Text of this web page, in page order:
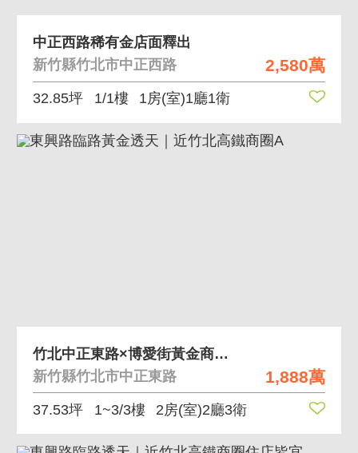
2,580萬
中正西路稀有金店面釋出
新竹縣竹北市中正西路
32.85坪 1/1樓 1房(室)1廳1衛
1,888萬
竹北中正東路×博愛街黃金商圈 | 臨路店面透天
新竹縣竹北市中正東路
37.53坪 1~3/3樓 2房(室)2廳3衛